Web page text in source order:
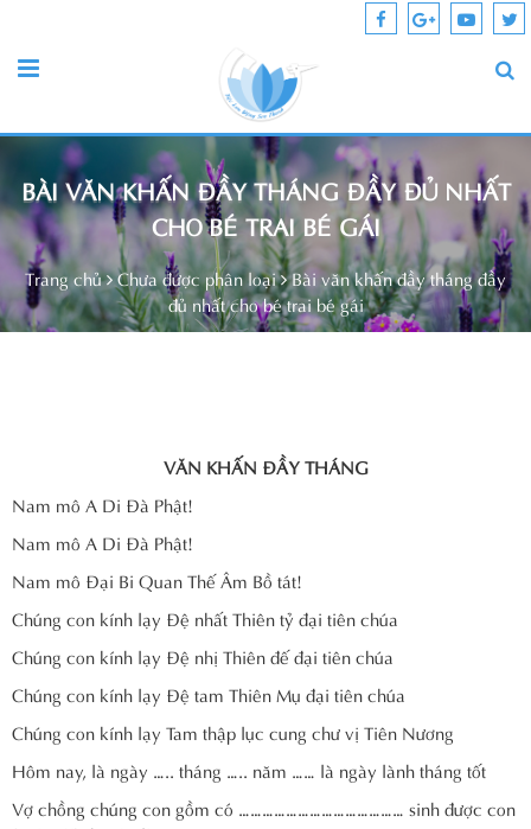
BÀI VĂN KHẤN ĐẦY THÁNG ĐẦY ĐỦ NHẤT
CHO BÉ TRAI BÉ GÁI
Trang chủ Chưa được phân loại
Bài văn khấn đầy tháng đầy
đủ nhất cho bé trai bé gái
VĂN KHẤN ĐẦY THÁNG
Nam mô A Di Đà Phật!
Nam mô A Di Đà Phật!
Nam mô Đại Bi Quan Thế Âm Bồ tát!
Chúng con kính lạy Đệ nhất Thiên tỷ đại tiên chúa
Chúng con kính lạy Đệ nhị Thiên đế đại tiên chúa
Chúng con kính lạy Đệ tam Thiên Mụ đại tiên chúa
Chúng con kính lạy Tam thập lục cung chư vị Tiên Nương
Hôm nay, là ngày ….. tháng ….. năm …… là ngày lành tháng tốt
Vợ chồng chúng con gồm có …………………………………… sinh được con